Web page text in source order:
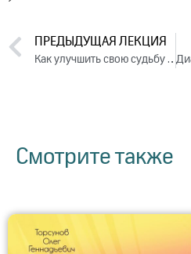
ПРЕДЫДУЩАЯ ЛЕКЦИЯ
Как улучшить свою судьбу в семье? Лекция 1 (2018)
Смотрите также